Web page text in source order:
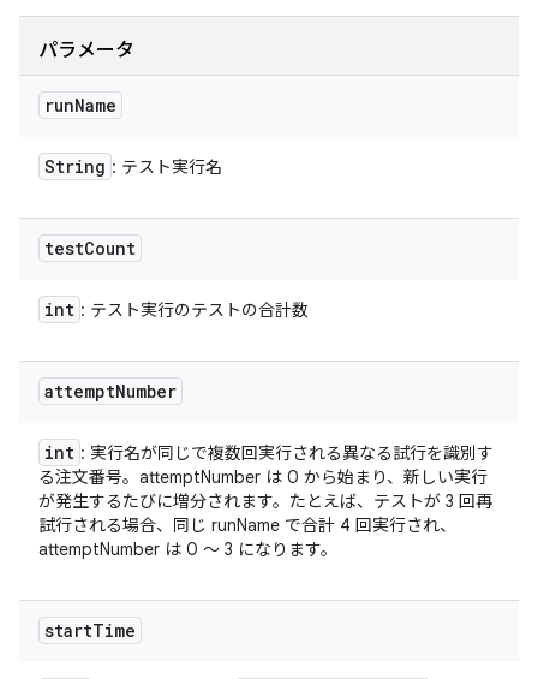
パラメータ
runName
String : テスト実行名
testCount
int : テスト実行のテストの合計数
attemptNumber
int : 実行名が同じで複数回実行される異なる試行を識別す
る注文番号。attemptNumber は 0 から始まり、新しい実行
が発生するたびに増分されます。たとえば、テストが 3 回再
試行される場合、同じ runName で合計 4 回実行され、
attemptNumber は 0 ～ 3 になります。
startTime